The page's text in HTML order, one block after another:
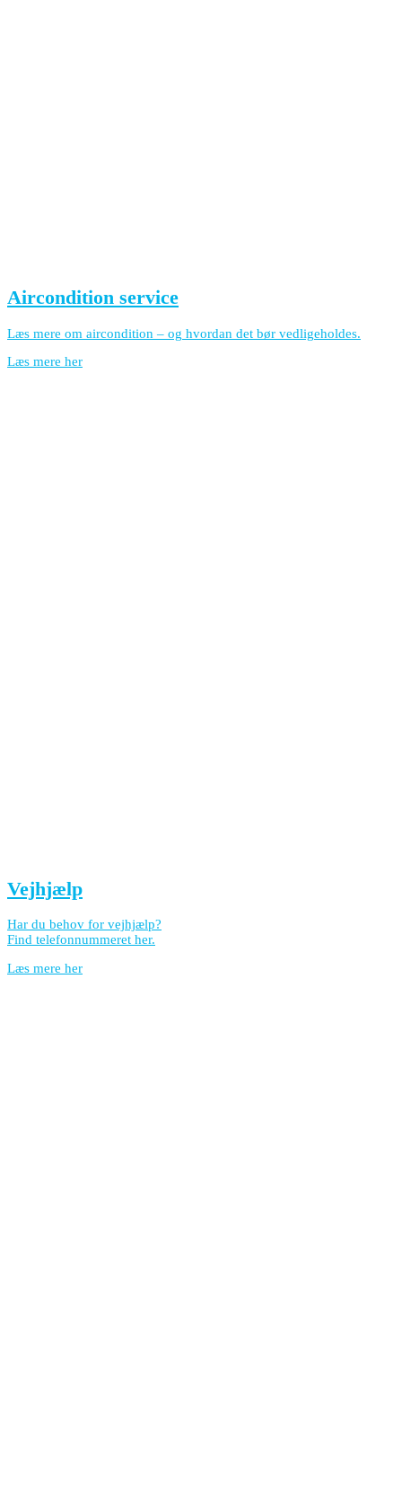
Aircondition service
Læs mere om aircondition – og hvordan det bør vedligeholdes.
Læs mere her
Vejhjælp
Har du behov for vejhjælp?
Find telefonnummeret her.
Læs mere her